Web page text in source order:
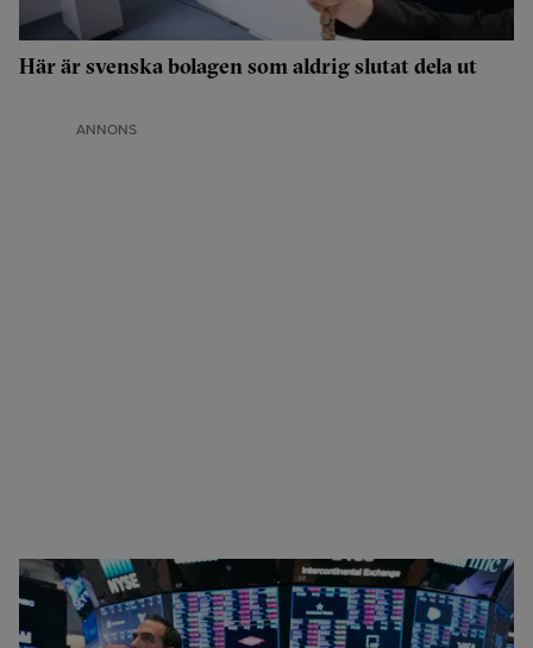
Här är svenska bolagen som aldrig slutat dela ut
ANNONS